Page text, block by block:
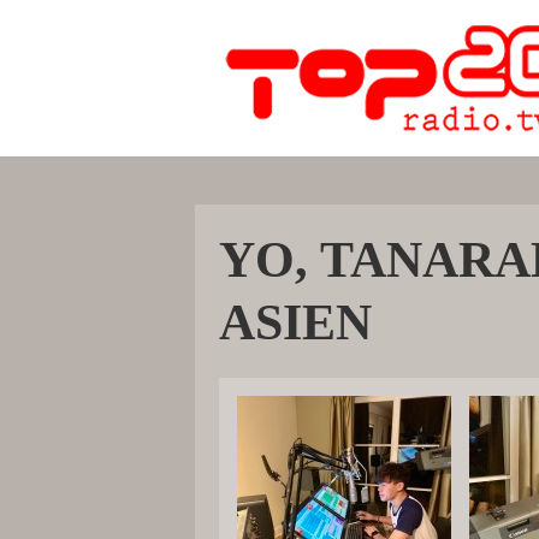
YO,
ASIEN